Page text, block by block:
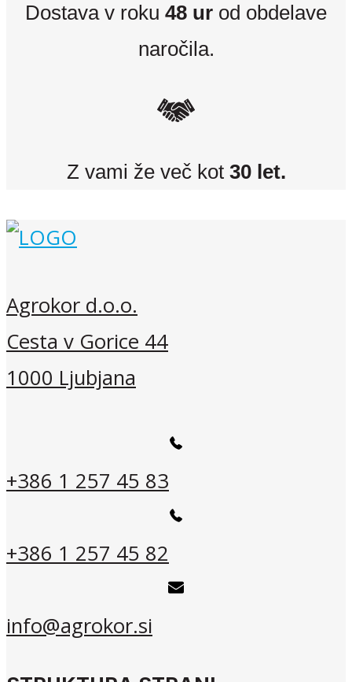
Dostava v roku 48 ur od obdelave
naročila.
Z vami že več kot 30 let.
Agrokor d.o.o.
Cesta v Gorice 44
1000 Ljubjana
+386 1 257 45 83
+386 1 257 45 82
info@agrokor.si